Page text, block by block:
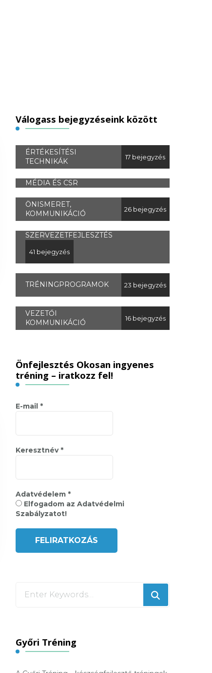
Válogass bejegyzéseink között
ÉRTÉKESÍTÉSI
TECHNIKÁK
17 bejegyzés
MÉDIA ÉS CSR
ÖNISMERET,
KOMMUNIKÁCIÓ
26 bejegyzés
SZERVEZETFEJLESZTÉS
41 bejegyzés
TRÉNINGPROGRAMOK 23 bejegyzés
VEZETŐI
KOMMUNIKÁCIÓ
16 bejegyzés
Önfejlesztés Okosan ingyenes
tréning – iratkozz fel!
E-mail *
Keresztnév *
Adatvédelem *
Elfogadom az Adatvédelmi
Szabályzatot!
Győri Tréning